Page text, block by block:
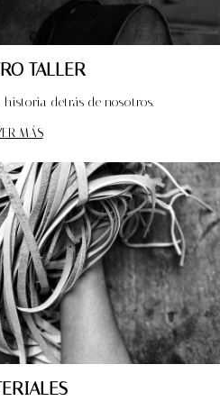
TALLER
detrás de nosotros.
MÁS